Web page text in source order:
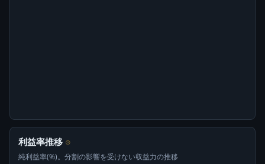
利益率推移 ⊙
純利益率(%)。分割の影響を受けない収益力の推移